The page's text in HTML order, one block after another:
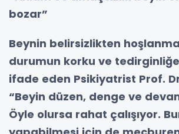
bozar”
Beynin belirsizlikten
durumun korku ve tedirginliğe
ifade eden Psikiyatrist Prof.
“Beyin düzen, denge ve
Öyle olursa rahat çalışıyor.